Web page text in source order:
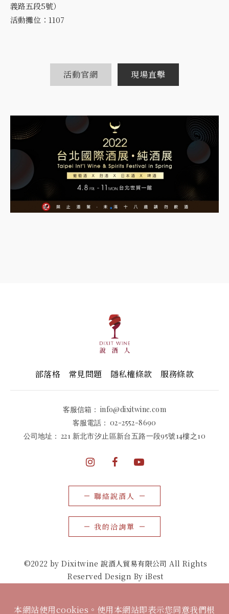
義路五段5號）
活動攤位：1107
活動官網 現場直擊
部落格 常見問題 隱私權條款 服務條款
客服信箱： info@dixitwine.com
客服電話：02-2552-8690
公司地址： 221 新北市汐止區新台五路一段95號14樓之10
聯絡說酒人
我的洽詢單
©2022 by Dixitwine 說酒人貿易有限公司 All Rights
Reserved Design By iBest
本網站使用cookies。使用本網站即表示您同意我們根